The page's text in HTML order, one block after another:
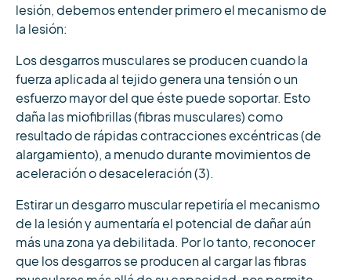
lesión, debemos entender primero el mecanismo de
la lesión:
Los desgarros musculares se producen cuando la
fuerza aplicada al tejido genera una tensión o un
esfuerzo mayor del que éste puede soportar. Esto
daña las miofibrillas (fibras musculares) como
resultado de rápidas contracciones excéntricas (de
alargamiento), a menudo durante movimientos de
aceleración o desaceleración (3).
Estirar un desgarro muscular repetiría el mecanismo
de la lesión y aumentaría el potencial de dañar aún
más una zona ya debilitada. Por lo tanto, reconocer
que los desgarros se producen al cargar las fibras